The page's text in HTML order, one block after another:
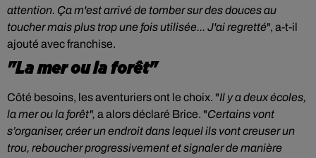
attention. Ça m'est arrivé de tomber sur des douces au
toucher mais plus trop une fois utilisée... J'ai regretté", a-t-il
ajouté avec franchise.
"La mer ou la forêt"
Côté besoins, les aventuriers ont le choix. "Il y a deux écoles,
la mer ou la forêt", a alors déclaré Brice. "Certains vont
s’organiser, créer un endroit dans lequel ils vont creuser un
trou, reboucher progressivement et signaler de manière